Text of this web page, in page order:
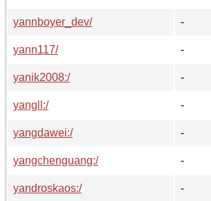
yannboyer_dev/
-
yann117/
-
yanik2008:/
-
yangll:/
-
yangdawei:/
-
yangchenguang:/
-
yandroskaos:/
-